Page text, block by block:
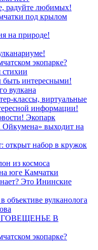
радуйте любимых!
под крылом
на природе!
экопарке?
стихии
интересными!
вулкана
классы, виртуальные
информации!
Экопарк
Ойкумена» выходит на
открыт набор в кружок
из космоса
юге Камчатки
Это Ининские
объективе вулканолога
В
экопарке?